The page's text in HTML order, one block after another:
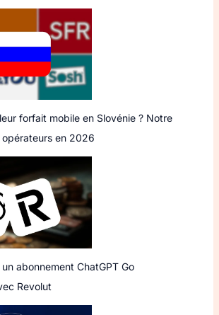
forfait mobile en Slovénie ? Notre
en 2026
abonnement ChatGPT Go
Revolut